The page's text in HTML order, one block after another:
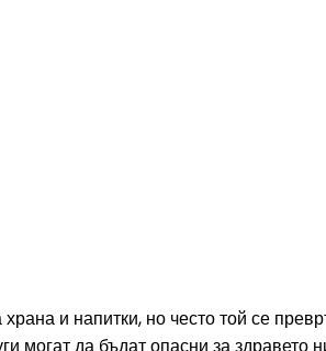
и напитки, но често той се